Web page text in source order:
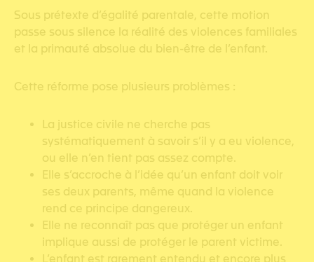
Sous prétexte d’égalité parentale, cette motion
passe sous silence la réalité des violences familiales
et la primauté absolue du bien-être de l’enfant.
Cette réforme pose plusieurs problèmes :
La justice civile ne cherche pas
systématiquement à savoir s’il y a eu violence,
ou elle n’en tient pas assez compte.
Elle s’accroche à l’idée qu’un enfant doit voir
ses deux parents, même quand la violence
rend ce principe dangereux.
Elle ne reconnaît pas que protéger un enfant
implique aussi de protéger le parent victime.
L’enfant est rarement entendu et encore plus